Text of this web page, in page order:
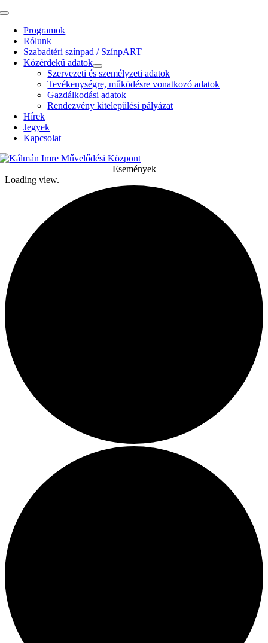
Kihagyás
Toggle
NavigationProgramok
Rólunk
Szabadtéri színpad / SzínpART
Közérdekű adatok
Szervezeti és személyzeti adatok
Tevékenységre, működésre vonatkozó adatok
Gazdálkodási adatok
Rendezvény kitelepülési pályázat
Hírek
Jegyek
Kapcsolat
Események
Loading view.